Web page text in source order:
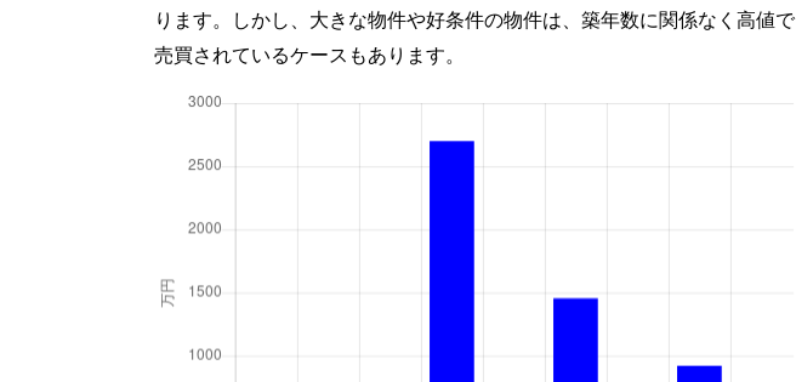
ります。しかし、大きな物件や好条件の物件は、築年数に関係なく高値で
売買されているケースもあります。